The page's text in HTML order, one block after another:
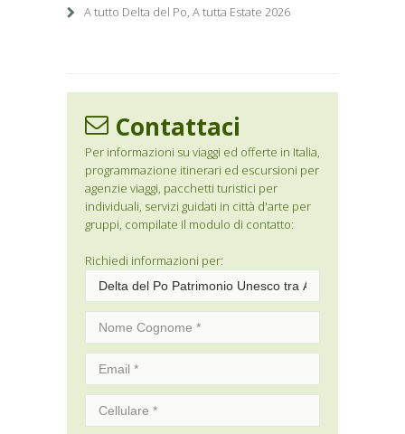
A tutto Delta del Po, A tutta Estate 2026
Contattaci
Per informazioni su viaggi ed offerte in Italia,
programmazione itinerari ed escursioni per
agenzie viaggi, pacchetti turistici per
individuali, servizi guidati in città d'arte per
gruppi, compilate il modulo di contatto:
Richiedi informazioni per: